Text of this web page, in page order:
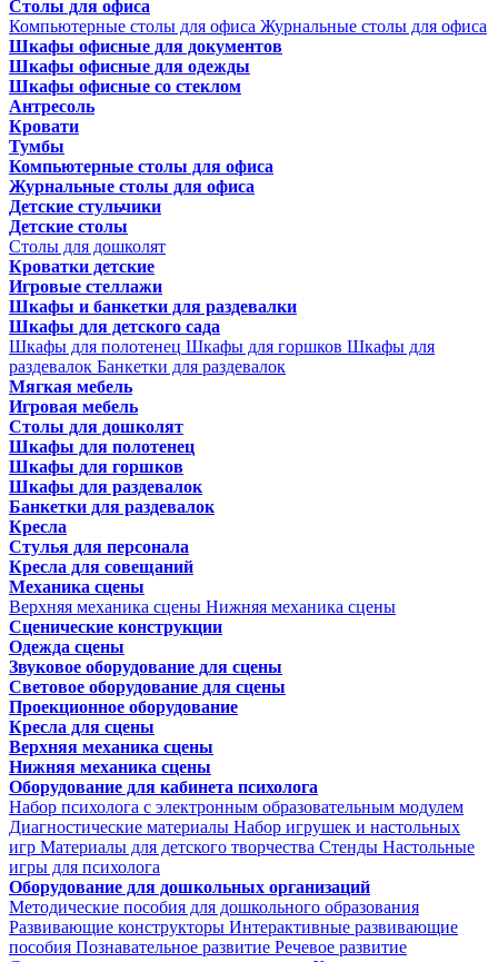
Столы для офиса
Компьютерные столы для офиса Журнальные столы для офиса
Шкафы офисные для документов
Шкафы офисные для одежды
Шкафы офисные со стеклом
Антресоль
Кровати
Тумбы
Компьютерные столы для офиса
Журнальные столы для офиса
Детские стульчики
Детские столы
Столы для дошколят
Кроватки детские
Игровые стеллажи
Шкафы и банкетки для раздевалки
Шкафы для детского сада
Шкафы для полотенец Шкафы для горшков Шкафы для
раздевалок Банкетки для раздевалок
Мягкая мебель
Игровая мебель
Столы для дошколят
Шкафы для полотенец
Шкафы для горшков
Шкафы для раздевалок
Банкетки для раздевалок
Кресла
Стулья для персонала
Кресла для совещаний
Механика сцены
Верхняя механика сцены Нижняя механика сцены
Сценические конструкции
Одежда сцены
Звуковое оборудование для сцены
Световое оборудование для сцены
Проекционное оборудование
Кресла для сцены
Верхняя механика сцены
Нижняя механика сцены
Оборудование для кабинета психолога
Набор психолога с электронным образовательным модулем
Диагностические материалы Набор игрушек и настольных
игр Материалы для детского творчества Стенды Настольные
игры для психолога
Оборудование для дошкольных организаций
Методические пособия для дошкольного образования
Развивающие конструкторы Интерактивные развивающие
пособия Познавательное развитие Речевое развитие